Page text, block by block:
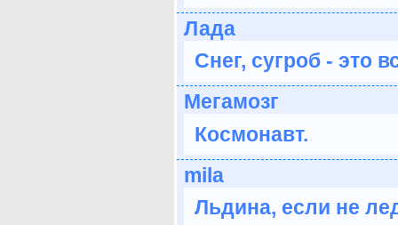
Лада
Снег, сугроб - это
Мегамозг
Космонавт.
mila
Льдина, если не